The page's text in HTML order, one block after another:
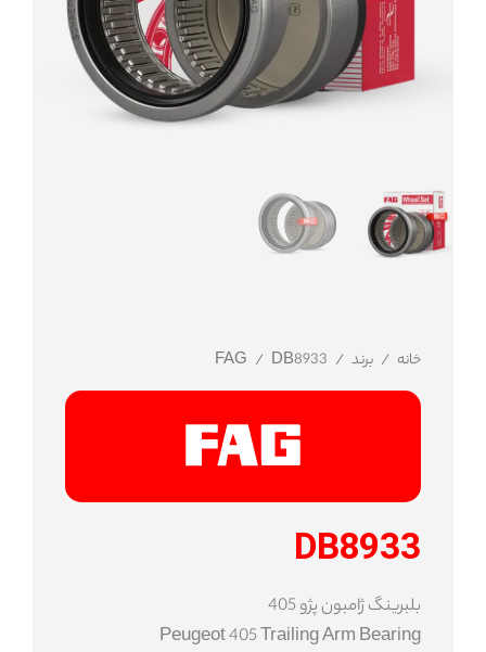
خانه / برند /
FAG / DB8933
DB8933
بلبرینگ ژامبون پژو 405
Peugeot 405 Trailing Arm Bearing